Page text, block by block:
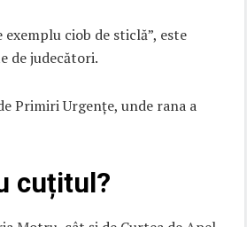
ciob de sticlă”, este
de judecători.
Primiri Urgențe, unde rana a
cuțitul?